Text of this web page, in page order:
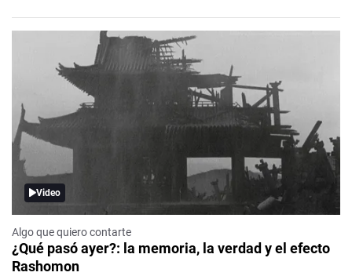
Video
Algo que quiero contarte
¿Qué pasó ayer?: la memoria, la verdad y el efecto
Rashomon